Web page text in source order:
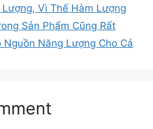
Lượng, Vì Thế Hàm Lượng
Sản Phẩm Cũng Rất
Năng Lượng Cho Cả